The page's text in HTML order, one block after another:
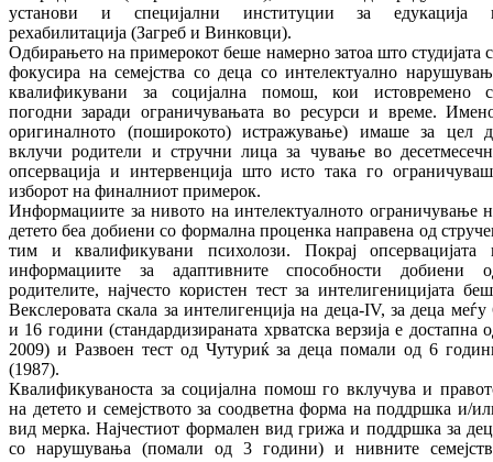
установи и специјални институции за едукација
рехабилитација (Загреб и Винковци).
Одбирањето на примерокот беше намерно затоа што студијата
фокусира на семејства со деца со интелектуално
квалификувани за социјална помош, кои истовремено
погодни заради ограничувањата во ресурси и време.
оригиналното (поширокото) истражување) имаше за цел
вклучи родители и стручни лица за чување во
опсервација и интервенција што исто така го
изборот на финалниот примерок.
Информациите за нивото на интелектуалното ограничување
детето беа добиени со формална проценка направена од
тим и квалификувани психолози. Покрај опсервацијата
информациите за адаптивните способности добиени
родителите, најчесто користен тест за интелигеницијата
Векслеровата скала за интелигенција на деца-IV, за деца меѓу
и 16 години (стандардизираната хрватска верзија е достапна
2009) и Развоен тест од Чутуриќ за деца помали од 6
(1987).
Квалификуваноста за социјална помош го вклучува и
на детето и семејството за соодветна форма на поддршка и/
вид мерка. Најчестиот формален вид грижа и поддршка за
со нарушувања (помали од 3 години) и нивните